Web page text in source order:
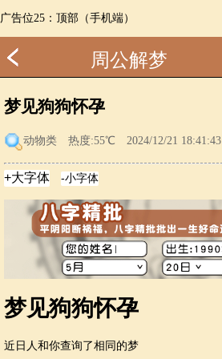
广告位25：顶部（手机端）
周公解梦
梦见狗狗怀孕
动物类 热度:55℃ 2024/12/21 18:41:43
梦见狗狗怀孕
近日 人和你查询了相同的梦